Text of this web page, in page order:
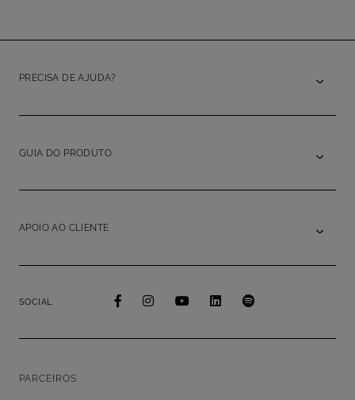
PRECISA DE AJUDA?
GUIA DO PRODUTO
APOIO AO CLIENTE
SOCIAL
PARCEIROS